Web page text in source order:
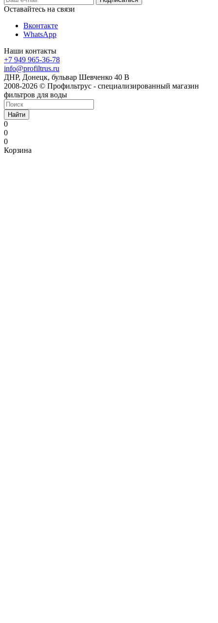
Оставайтесь на связи
Вконтакте
WhatsApp
Наши контакты
+7 949 965-36-78
info@profiltrus.ru
ДНР, Донецк, бульвар Шевченко 40 В
2008-2026 © Профильтрус - специализированный магазин
фильтров для воды
Найти
0
0
0
Корзина